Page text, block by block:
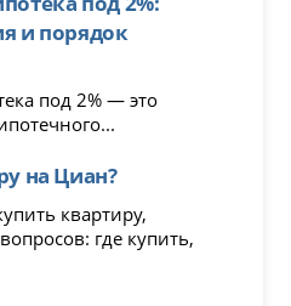
и порядок
под 2% — это
на Циан?
квартиру,
где купить,